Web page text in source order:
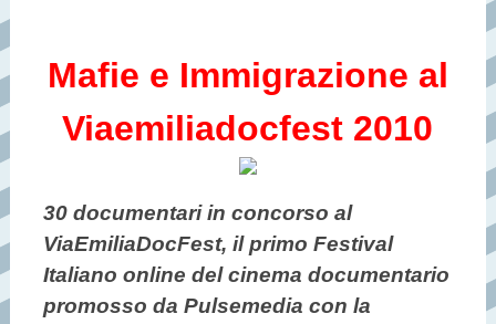
Mafie e Immigrazione al
Viaemiliadocfest 2010
30 documentari in concorso al
ViaEmiliaDocFest, il primo Festival
Italiano online del cinema documentario
promosso da Pulsemedia con la